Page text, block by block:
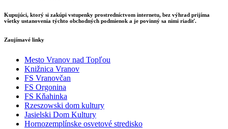
Kupujúci, ktorý si zakúpi vstupenky prostredníctvom internetu, bez výhrad prijíma
všetky ustanovenia týchto obchodných podmienok a je povinný sa nimi riadiť.
Zaujímavé linky
Mesto Vranov nad Topľou
Knižnica Vranov
FS Vranovčan
FS Orgonina
FS Kňahinka
Rzeszowski dom kultury
Jasielski Dom Kultury
Hornozemplínske osvetové stredisko